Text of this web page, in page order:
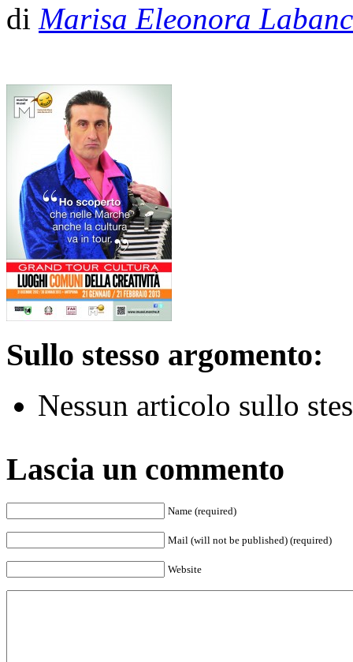
di Marisa Eleonora
Sullo stesso argomento:
Nessun articolo sullo
Lascia un commento
Name (required)
Mail (will not be published) (required)
Website